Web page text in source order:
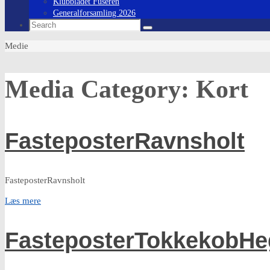
Generalforsamling 2026
Search
Search
Home
Medie
Media Category: Kort
FasteposterRavnsholt
FasteposterRavnsholt
Læs mere